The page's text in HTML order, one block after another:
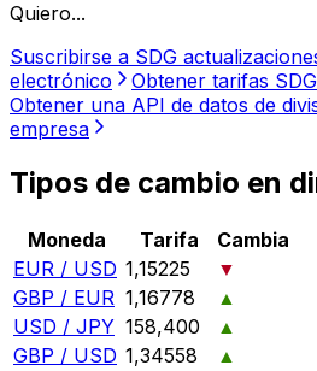
Quiero...
Suscribirse a SDG
electrónico
Obtener tarifas
Obtener una API de datos de
empresa
Tipos de cambio en
Moneda Tarifa
Cambia
EUR / USD 1,15225
▼
GBP / EUR 1,16778
▲
USD / JPY 158,400
▲
GBP / USD 1,34558
▲